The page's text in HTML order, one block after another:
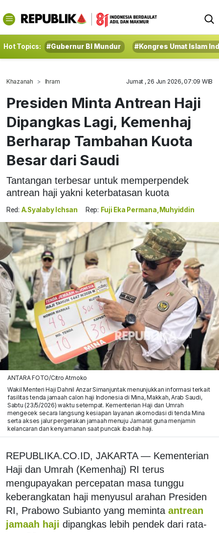
Hot Topics: #Gubernur BI Mundur #Kongres Umat Islam
Khazanah Ihram Jumat , 26 Jun 2026, 07:09 WIB
Presiden Minta Antrean Haji
Dipangkas Lagi, Kemenhaj
Berharap Tambahan Kuota
Besar dari Saudi
Tantangan terbesar untuk memperpendek
antrean haji yakni keterbatasan kuota
Red: A.Syalaby Ichsan Rep: Fuji Eka Permana,Muhyiddin
ANTARA FOTO/Citro Atmoko
Wakil Menteri Haji Dahnil Anzar Simanjuntak menunjukkan informasi terkait
fasilitas tenda jamaah calon haji Indonesia di Mina, Makkah, Arab Saudi,
Sabtu (23/5/2026) waktu setempat. Kementerian Haji dan Umrah
mengecek secara langsung kesiapan layanan akomodasi di tenda Mina
serta akses jalur pergerakan jamaah menuju Jamarat guna menjamin
kelancaran dan kenyamanan saat puncak ibadah haji.
REPUBLIKA.CO.ID, JAKARTA — Kementerian
Haji dan Umrah (Kemenhaj) RI terus
mengupayakan percepatan masa tunggu
keberangkatan haji menyusul arahan Presiden
RI, Prabowo Subianto yang meminta antrean
jamaah haji dipangkas lebih pendek dari rata-